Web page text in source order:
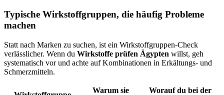
Typische Wirkstoffgruppen, die häufig Probleme
machen
Statt nach Marken zu suchen, ist ein Wirkstoffgruppen-Check
verlässlicher. Wenn du Wirkstoffe prüfen Ägypten willst, geh
systematisch vor und achte auf Kombinationen in Erkältungs- und
Schmerzmitteln.
Warum sie
Worauf du bei der